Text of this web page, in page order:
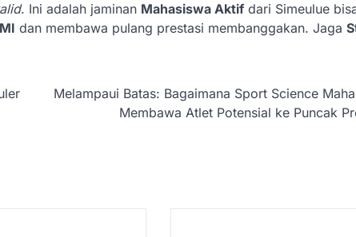
. Ini adalah jaminan Mahasiswa Aktif dari Simeulue
dan membawa pulang prestasi membanggakan. Jaga
Melampaui Batas: Bagaimana Sport Science
Membawa Atlet Potensial ke Puncak